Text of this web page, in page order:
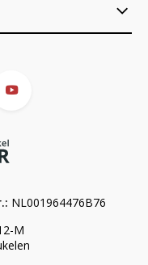
M
NL001964476B76